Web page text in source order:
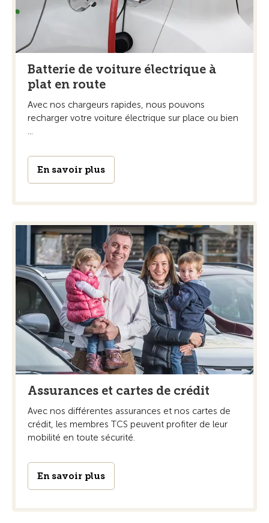
Batterie de voiture électrique à
plat en route
Avec nos chargeurs rapides, nous pouvons
recharger votre voiture électrique sur place ou bien
...
En savoir plus
Assurances et cartes de crédit
Avec nos différentes assurances et nos cartes de
crédit, les membres TCS peuvent profiter de leur
mobilité en toute sécurité.
En savoir plus